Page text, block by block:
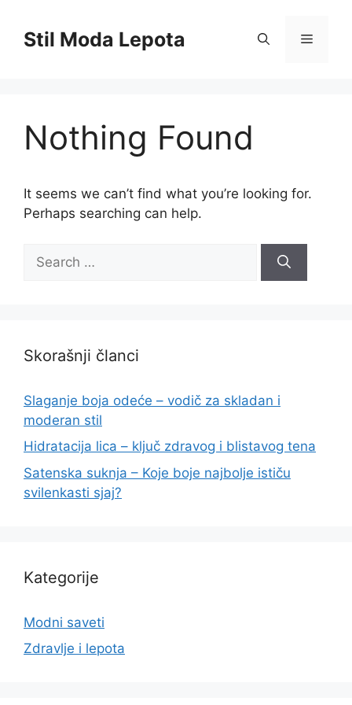
contentStil Moda Lepota Menu
Nothing Found
It seems we can’t find what you’re looking for.
Perhaps searching can help.
for:
Skorašnji članci
Slaganje boja odeće – vodič za skladan i
moderan stil
Hidratacija lica – ključ zdravog i blistavog tena
Satenska suknja – Koje boje najbolje ističu
svilenkasti sjaj?
Kategorije
Modni saveti
Zdravlje i lepota